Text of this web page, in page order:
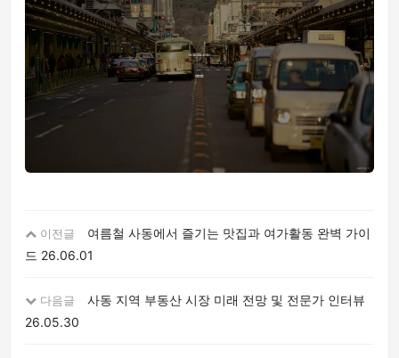
이전글
여름철 사동에서 즐기는 맛집과 여가활동 완벽 가이
드 26.06.01
다음글
사동 지역 부동산 시장 미래 전망 및 전문가 인터뷰
26.05.30